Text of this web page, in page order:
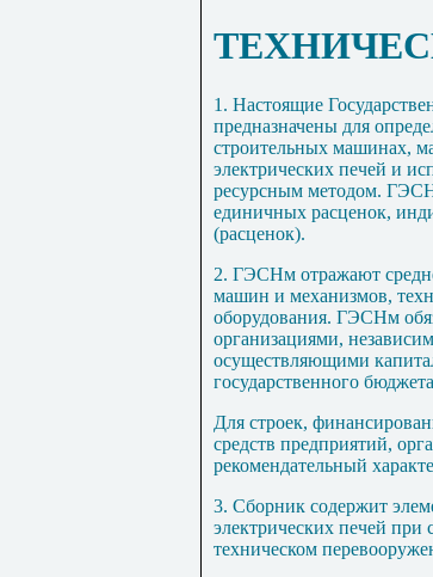
1. Настоящие
предназначены для
строительных машинах,
электрических печей и
ресурсным методом.
единичных расценок,
(расценок).
2. ГЭСНм отражают
машин и механизмов,
оборудования. ГЭСНм
организациями,
осуществляющими
государственного
Для строек,
средств предприятий,
рекомендательный
3. Сборник содержит
электрических печей при
техническом